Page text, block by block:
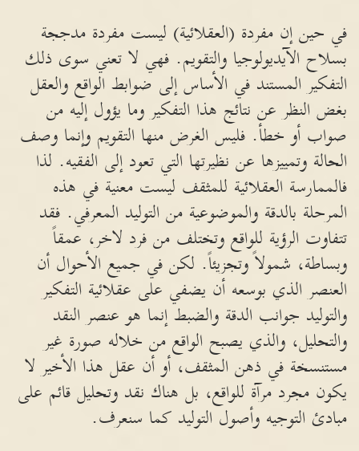
في حين إن مفردة (العقلائية) ليست مفردة مدججة
بسلاح الآيديولوجيا والتقويم. فهي لا تعني سوى ذلك
التفكير المستند في الأساس إلى ضوابط الواقع والعقل
بغض النظر عن نتائج هذا التفكير وما يؤول إليه من
صواب أو خطأ. فليس الغرض منها التقويم وإنما وصف
الحالة وتمييزها عن نظيرتها التي تعود إلى الفقيه. لذا
فالممارسة العقلائية للمثقف ليست معنية في هذه
المرحلة بالدقة والموضوعية من التوليد المعرفي. فقد
تتفاوت الرؤية للواقع وتختلف من فرد لاخر، عمقاً
وبساطة، شمولاً وتجزيئاً. لكن في جميع الأحوال أن
العنصر الذي بوسعه أن يضفي على عقلائية التفكير
والتوليد جوانب الدقة والضبط إنما هو عنصر النقد
والتحليل، والذي يصبح الواقع من خلاله صورة غير
مستنسخة في ذهن المثقف، أو أن عقل هذا الأخير لا
يكون مجرد مرآة للواقع، بل هناك نقد وتحليل قائم على
مبادئ التوجيه وأصول التوليد كما سنعرف.